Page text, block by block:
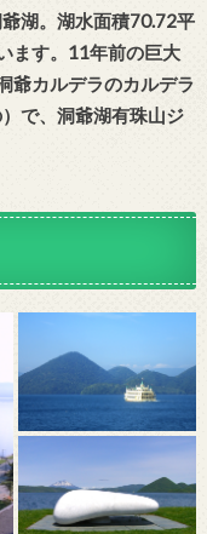
湖。湖水面積70.72平
ます。11年前の巨大
爺カルデラのカルデラ
で、洞爺湖有珠山ジ